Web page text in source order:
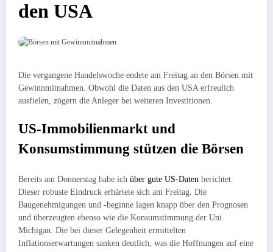
den USA
Die vergangene Handelswoche endete am Freitag an den Börsen mit
Gewinnmitnahmen. Obwohl die Daten aus den USA erfreulich
ausfielen, zögern die Anleger bei weiteren Investitionen.
US-Immobilienmarkt und
Konsumstimmung stützen die Börsen
Bereits am Donnerstag habe ich über gute US-Daten berichtet.
Dieser robuste Eindruck erhärtete sich am Freitag. Die
Baugenehmigungen und -beginne lagen knapp über den Prognosen
und überzeugten ebenso wie die Konsumstimmung der Uni
Michigan. Die bei dieser Gelegenheit ermittelten
Inflationserwartungen sanken deutlich, was die Hoffnungen auf eine